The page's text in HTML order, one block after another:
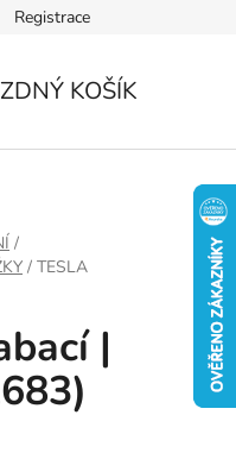
Registrace
KOŠÍK
/
/ TESLA
|